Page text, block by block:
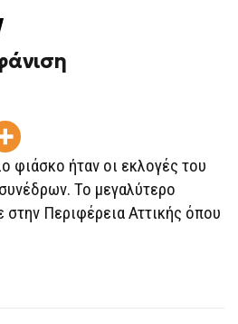
φιάσκο ήταν οι εκλογές του
Το μεγαλύτερο
Περιφέρεια Αττικής όπου